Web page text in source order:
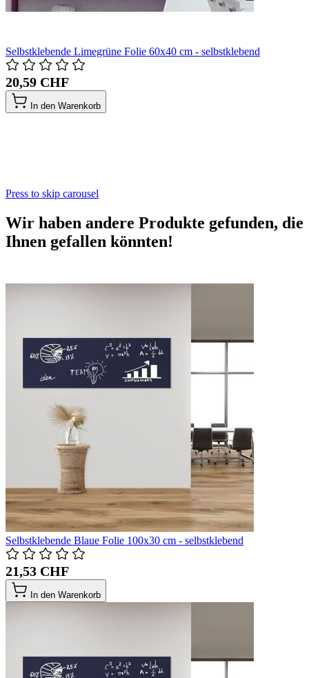
Selbstklebende Limegrüne Folie 60x40 cm - selbstklebend
20,59 CHF
In den Warenkorb
Press to skip carousel
Wir haben andere Produkte gefunden, die
Ihnen gefallen könnten!
Selbstklebende Blaue Folie 100x30 cm - selbstklebend
21,53 CHF
In den Warenkorb